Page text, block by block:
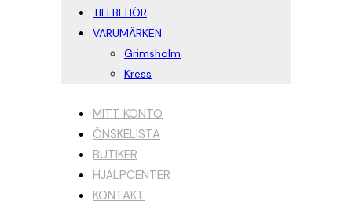
TILLBEHÖR
VARUMÄRKEN
Grimsholm
Kress
MITT KONTO
ÖNSKELISTA
BUTIKER
HJÄLPCENTER
KONTAKT